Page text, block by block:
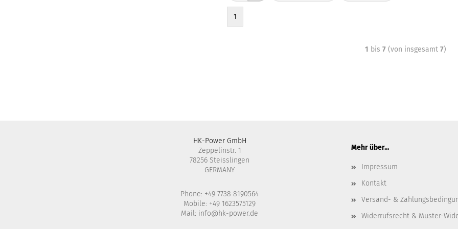
1
1 bis 7(von insgesamt 7)
HK-Power GmbH
Zeppelinstr. 1
78256 Steisslingen
GERMANY
Phone: +49 7738 8190564
Mobile: +49 1623575129
Mail: info@hk-power.de
Mehr über...
Impressum
Kontakt
Versand- &
Widerrufsrecht & Muster-